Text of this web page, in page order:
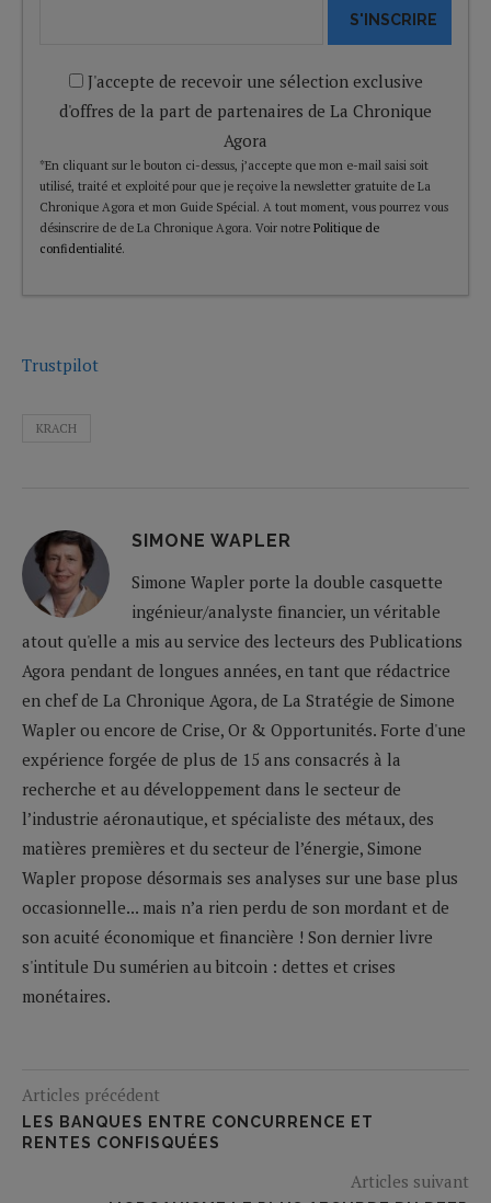
S'INSCRIRE
J'accepte de recevoir une sélection exclusive
d'offres de la part de partenaires de La Chronique
Agora
*En cliquant sur le bouton ci-dessus, j’accepte que mon e-mail saisi soit
utilisé, traité et exploité pour que je reçoive la newsletter gratuite de La
Chronique Agora et mon Guide Spécial. A tout moment, vous pourrez vous
désinscrire de de La Chronique Agora. Voir notre Politique de
confidentialité.
Trustpilot
KRACH
SIMONE WAPLER
Simone Wapler porte la double casquette
ingénieur/analyste financier, un véritable
atout qu'elle a mis au service des lecteurs des Publications
Agora pendant de longues années, en tant que rédactrice
en chef de La Chronique Agora, de La Stratégie de Simone
Wapler ou encore de Crise, Or & Opportunités. Forte d'une
expérience forgée de plus de 15 ans consacrés à la
recherche et au développement dans le secteur de
l’industrie aéronautique, et spécialiste des métaux, des
matières premières et du secteur de l’énergie, Simone
Wapler propose désormais ses analyses sur une base plus
occasionnelle... mais n’a rien perdu de son mordant et de
son acuité économique et financière ! Son dernier livre
s'intitule Du sumérien au bitcoin : dettes et crises
monétaires.
Articles précédent
LES BANQUES ENTRE CONCURRENCE ET
RENTES CONFISQUÉES
Articles suivant